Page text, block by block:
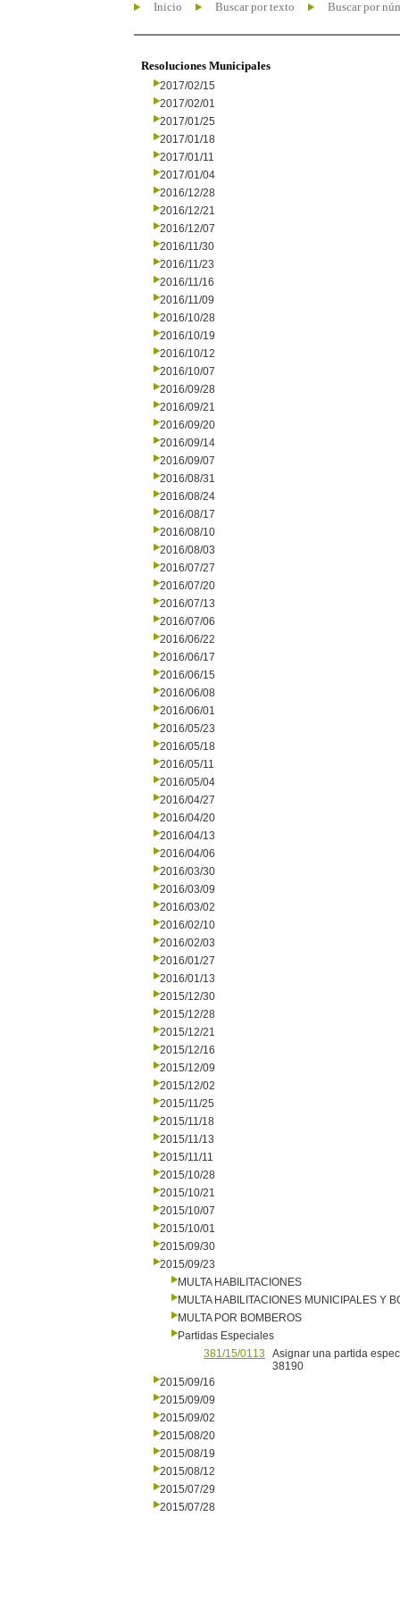
Inicio Buscar por texto Buscar por
Resoluciones Municipales
2017/02/15
2017/02/01
2017/01/25
2017/01/18
2017/01/11
2017/01/04
2016/12/28
2016/12/21
2016/12/07
2016/11/30
2016/11/23
2016/11/16
2016/11/09
2016/10/28
2016/10/19
2016/10/12
2016/10/07
2016/09/28
2016/09/21
2016/09/20
2016/09/14
2016/09/07
2016/08/31
2016/08/24
2016/08/17
2016/08/10
2016/08/03
2016/07/27
2016/07/20
2016/07/13
2016/07/06
2016/06/22
2016/06/17
2016/06/15
2016/06/08
2016/06/01
2016/05/23
2016/05/18
2016/05/11
2016/05/04
2016/04/27
2016/04/20
2016/04/13
2016/04/06
2016/03/30
2016/03/09
2016/03/02
2016/02/10
2016/02/03
2016/01/27
2016/01/13
2015/12/30
2015/12/28
2015/12/21
2015/12/16
2015/12/09
2015/12/02
2015/11/25
2015/11/18
2015/11/13
2015/11/11
2015/10/28
2015/10/21
2015/10/07
2015/10/01
2015/09/30
2015/09/23
MULTA HABILITACIONES
MULTA HABILITACIONES MUNICIPALES Y
MULTA POR BOMBEROS
Partidas Especiales
381/15/0113
Asignar una partida
38190
2015/09/16
2015/09/09
2015/09/02
2015/08/20
2015/08/19
2015/08/12
2015/07/29
2015/07/28